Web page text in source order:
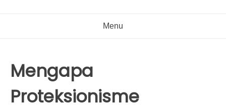
Menu
Mengapa
Proteksionisme